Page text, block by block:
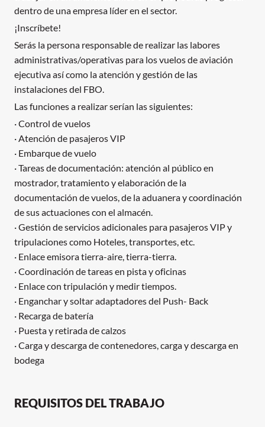
dentro de una empresa líder en el sector.
¡Inscríbete!
Serás la persona responsable de realizar las labores
administrativas/operativas para los vuelos de aviación
ejecutiva así como la atención y gestión de las
instalaciones del FBO.
Las funciones a realizar serían las siguientes:
· Control de vuelos
· Atención de pasajeros VIP
· Embarque de vuelo
· Tareas de documentación: atención al público en
mostrador, tratamiento y elaboración de la
documentación de vuelos, de la aduanera y coordinación
de sus actuaciones con el almacén.
· Gestión de servicios adicionales para pasajeros VIP y
tripulaciones como Hoteles, transportes, etc.
· Enlace emisora tierra-aire, tierra-tierra.
· Coordinación de tareas en pista y oficinas
· Enlace con tripulación y medir tiempos.
· Enganchar y soltar adaptadores del Push- Back
· Recarga de batería
· Puesta y retirada de calzos
· Carga y descarga de contenedores, carga y descarga en
bodega
REQUISITOS DEL TRABAJO